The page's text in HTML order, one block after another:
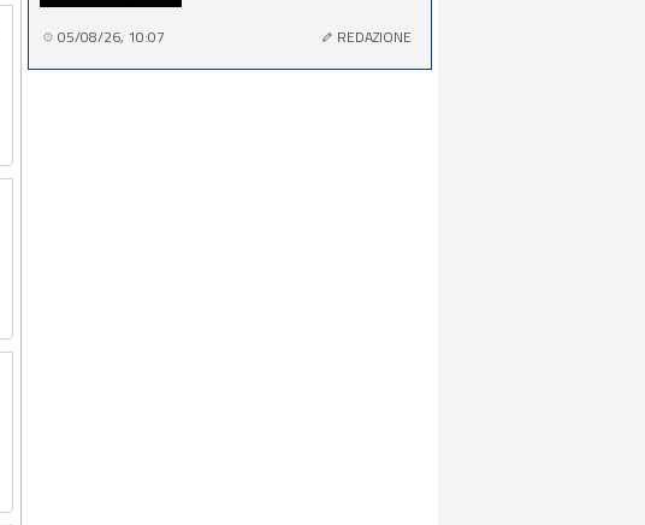
05/08/26, 10:07 REDAZIONE